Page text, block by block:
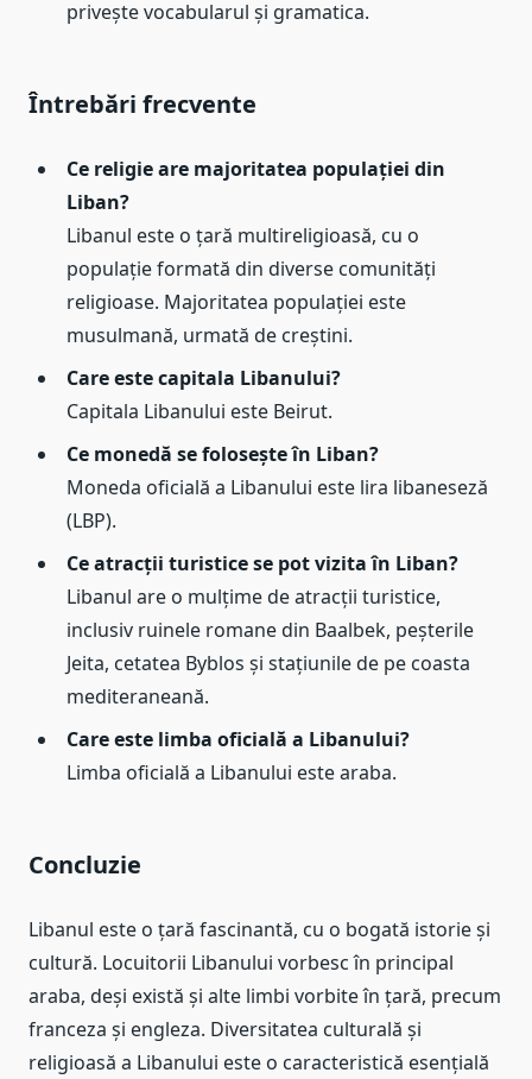
privește vocabularul și gramatica.
Întrebări frecvente
Ce religie are majoritatea populației din
Liban?
Libanul este o țară multireligioasă, cu o
populație formată din diverse comunități
religioase. Majoritatea populației este
musulmană, urmată de creștini.
Care este capitala Libanului?
Capitala Libanului este Beirut.
Ce monedă se folosește în Liban?
Moneda oficială a Libanului este lira libaneseză
(LBP).
Ce atracții turistice se pot vizita în Liban?
Libanul are o mulțime de atracții turistice,
inclusiv ruinele romane din Baalbek, peșterile
Jeita, cetatea Byblos și stațiunile de pe coasta
mediteraneană.
Care este limba oficială a Libanului?
Limba oficială a Libanului este araba.
Concluzie
Libanul este o țară fascinantă, cu o bogată istorie și
cultură. Locuitorii Libanului vorbesc în principal
araba, deși există și alte limbi vorbite în țară, precum
franceza și engleza. Diversitatea culturală și
religioasă a Libanului este o caracteristică esențială